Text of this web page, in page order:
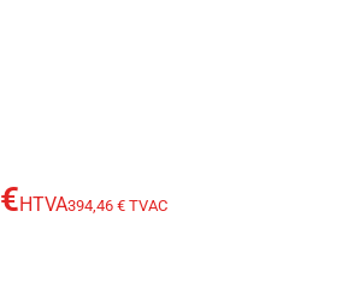
€HTVA394,46 € TVAC